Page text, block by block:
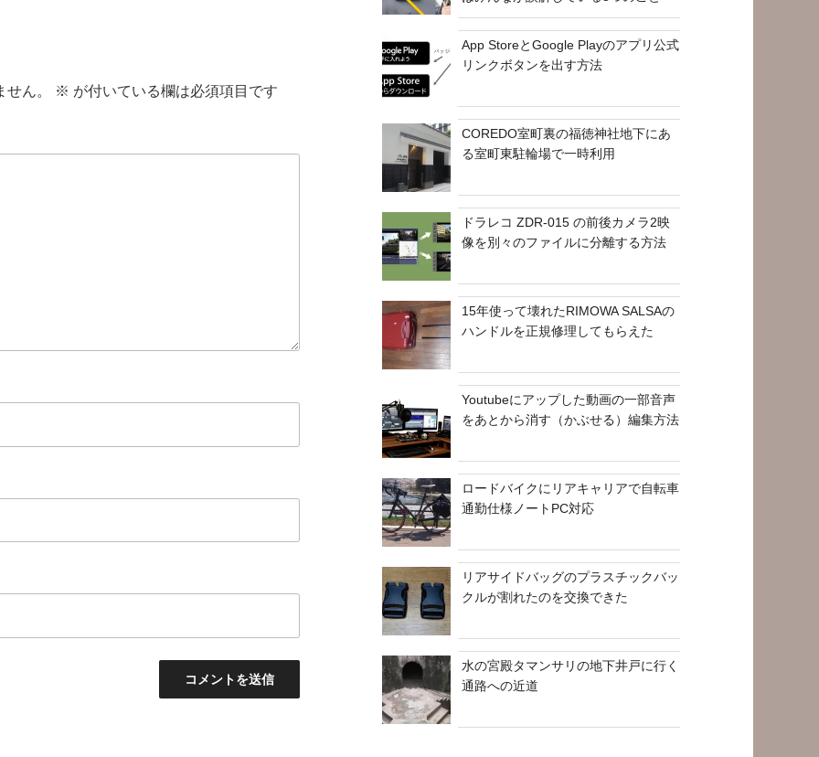
ん。 ※ が付いている欄は必須項目です
App StoreとGoogle Playのアプリ公式
リンクボタンを出す方法
COREDO室町裏の福徳神社地下にあ
る室町東駐輪場で一時利用
ドラレコ ZDR-015 の前後カメラ2映
像を別々のファイルに分離する方法
15年使って壊れたRIMOWA SALSAの
ハンドルを正規修理してもらえた
Youtubeにアップした動画の一部音声
をあとから消す（かぶせる）編集方法
ロードバイクにリアキャリアで自転車
通勤仕様ノートPC対応
リアサイドバッグのプラスチックバッ
クルが割れたのを交換できた
水の宮殿タマンサリの地下井戸に行く
通路への近道